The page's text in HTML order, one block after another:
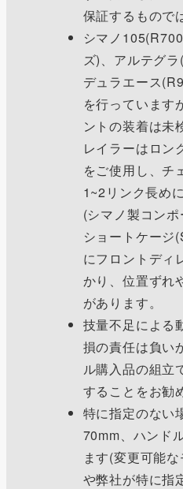
保証するもので
シマノ
ズ)、アルテグラ
デュラエース
を行っています
ントの装着は未
レイラーはロン
をご使用し、チ
1~2リンク長め
(シマノ製コンポ
ショートケージ
にフロントディ
かり、位置ずれ
があります。
技量不足による
損の責任は負い
ル購入品の組立
することをお勧
特に指定のない
70mm、ハンド
ます(変更可能
や弊社が特に指